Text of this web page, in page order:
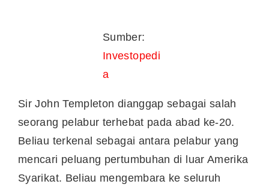
Sumber:
Investopedi
a
Sir John Templeton dianggap sebagai salah
seorang pelabur terhebat pada abad ke-20.
Beliau terkenal sebagai antara pelabur yang
mencari peluang pertumbuhan di luar Amerika
Syarikat. Beliau mengembara ke seluruh